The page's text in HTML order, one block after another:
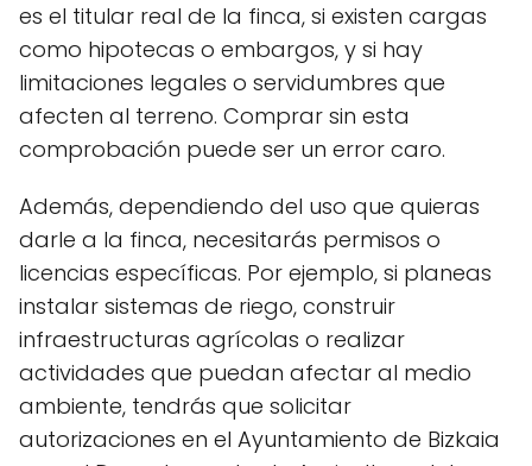
es el titular real de la finca, si existen cargas
como hipotecas o embargos, y si hay
limitaciones legales o servidumbres que
afecten al terreno. Comprar sin esta
comprobación puede ser un error caro.
Además, dependiendo del uso que quieras
darle a la finca, necesitarás permisos o
licencias específicas. Por ejemplo, si planeas
instalar sistemas de riego, construir
infraestructuras agrícolas o realizar
actividades que puedan afectar al medio
ambiente, tendrás que solicitar
autorizaciones en el Ayuntamiento de Bizkaia